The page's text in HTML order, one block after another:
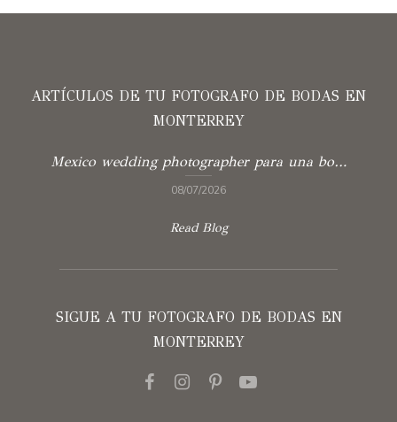
ARTÍCULOS DE TU FOTOGRAFO DE BODAS EN
MONTERREY
Mexico wedding photographer para una boda con verdad
08/07/2026
Read Blog
SIGUE A TU FOTOGRAFO DE BODAS EN
MONTERREY